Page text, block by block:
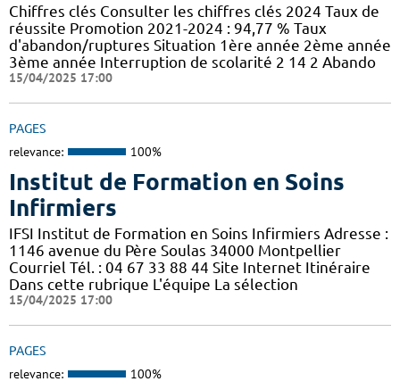
Chiffres clés Consulter les chiffres clés 2024 Taux de
réussite Promotion 2021-2024 : 94,77 % Taux
d'abandon/ruptures Situation 1ère année 2ème année
3ème année Interruption de scolarité 2 14 2 Abando
15/04/2025 17:00
PAGES
relevance: 100%
Institut de Formation en Soins
Infirmiers
IFSI Institut de Formation en Soins Infirmiers Adresse :
1146 avenue du Père Soulas 34000 Montpellier
Courriel Tél. : 04 67 33 88 44 Site Internet Itinéraire
Dans cette rubrique L'équipe La sélection
15/04/2025 17:00
PAGES
relevance: 100%